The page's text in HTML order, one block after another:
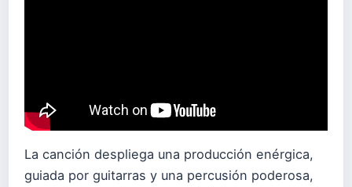
La canción despliega una producción enérgica,
guiada por guitarras y una percusión poderosa,